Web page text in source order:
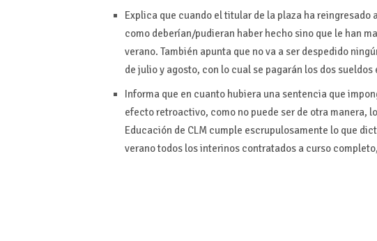
Explica que cuando el titular de la plaza ha
como deberían/pudieran haber hecho sino que le han
verano. También apunta que no va a ser despedido
de julio y agosto, con lo cual se pagarán los dos sueldos
Informa que en cuanto hubiera una sentencia que
efecto retroactivo, como no puede ser de otra manera,
Educación de CLM cumple escrupulosamente lo que
verano todos los interinos contratados a curso